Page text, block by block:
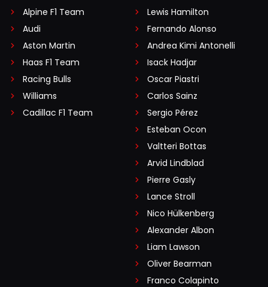
Alpine F1 Team
Audi
Aston Martin
Haas F1 Team
Racing Bulls
Williams
Cadillac F1 Team
Lewis Hamilton
Fernando Alonso
Andrea Kimi Antonelli
Isack Hadjar
Oscar Piastri
Carlos Sainz
Sergio Pérez
Esteban Ocon
Valtteri Bottas
Arvid Lindblad
Pierre Gasly
Lance Stroll
Nico Hülkenberg
Alexander Albon
Liam Lawson
Oliver Bearman
Franco Colapinto